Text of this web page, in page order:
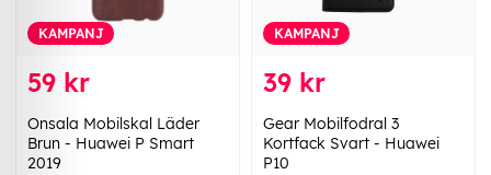
KAMPANJ
59 kr
Onsala Mobilskal Läder
Brun - Huawei P Smart
2019
KAMPANJ
39 kr
Gear Mobilfodral 3
Kortfack Svart - Huawei
P10